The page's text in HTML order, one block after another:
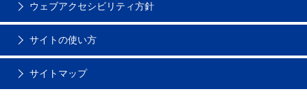
ウェブアクセシビリティ方針
サイトの使い方
サイトマップ